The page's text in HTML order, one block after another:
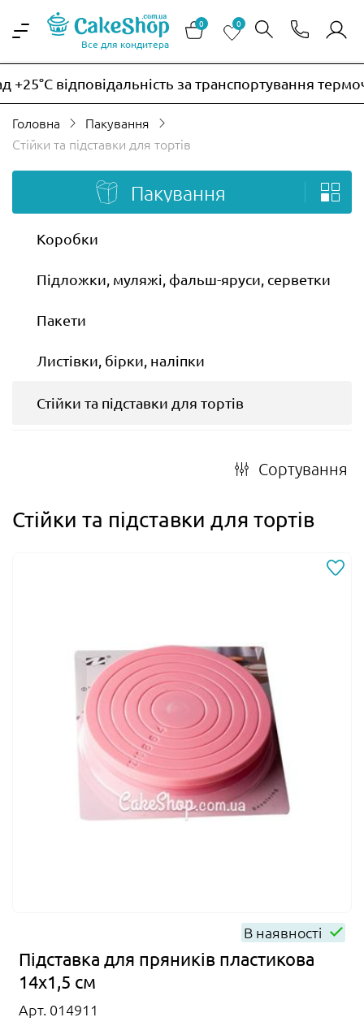
Все для кондитера
0 0
за транспортування
Головна
Пакування
Стійки та підставки для тортів
Пакування
Коробки
Підложки, муляжі, фальш-яруси, серветки
Пакети
Листівки, бірки, наліпки
Стійки та підставки для тортів
Сортування
Стійки та підставки для тортів
В наявності
Підставка для пряників пластикова
14х1,5 см
Арт. 014911